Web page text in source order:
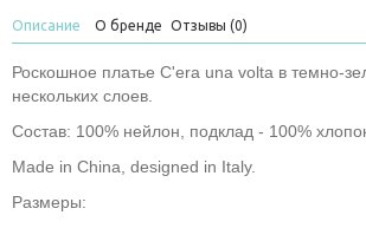
Описание О бренде Отзывы (0)
Роскошное платье C'era una volta в темно-
нескольких слоев.
Состав: 100% нейлон, подклад - 100%
Made in China, designed in Italy.
Размеры: